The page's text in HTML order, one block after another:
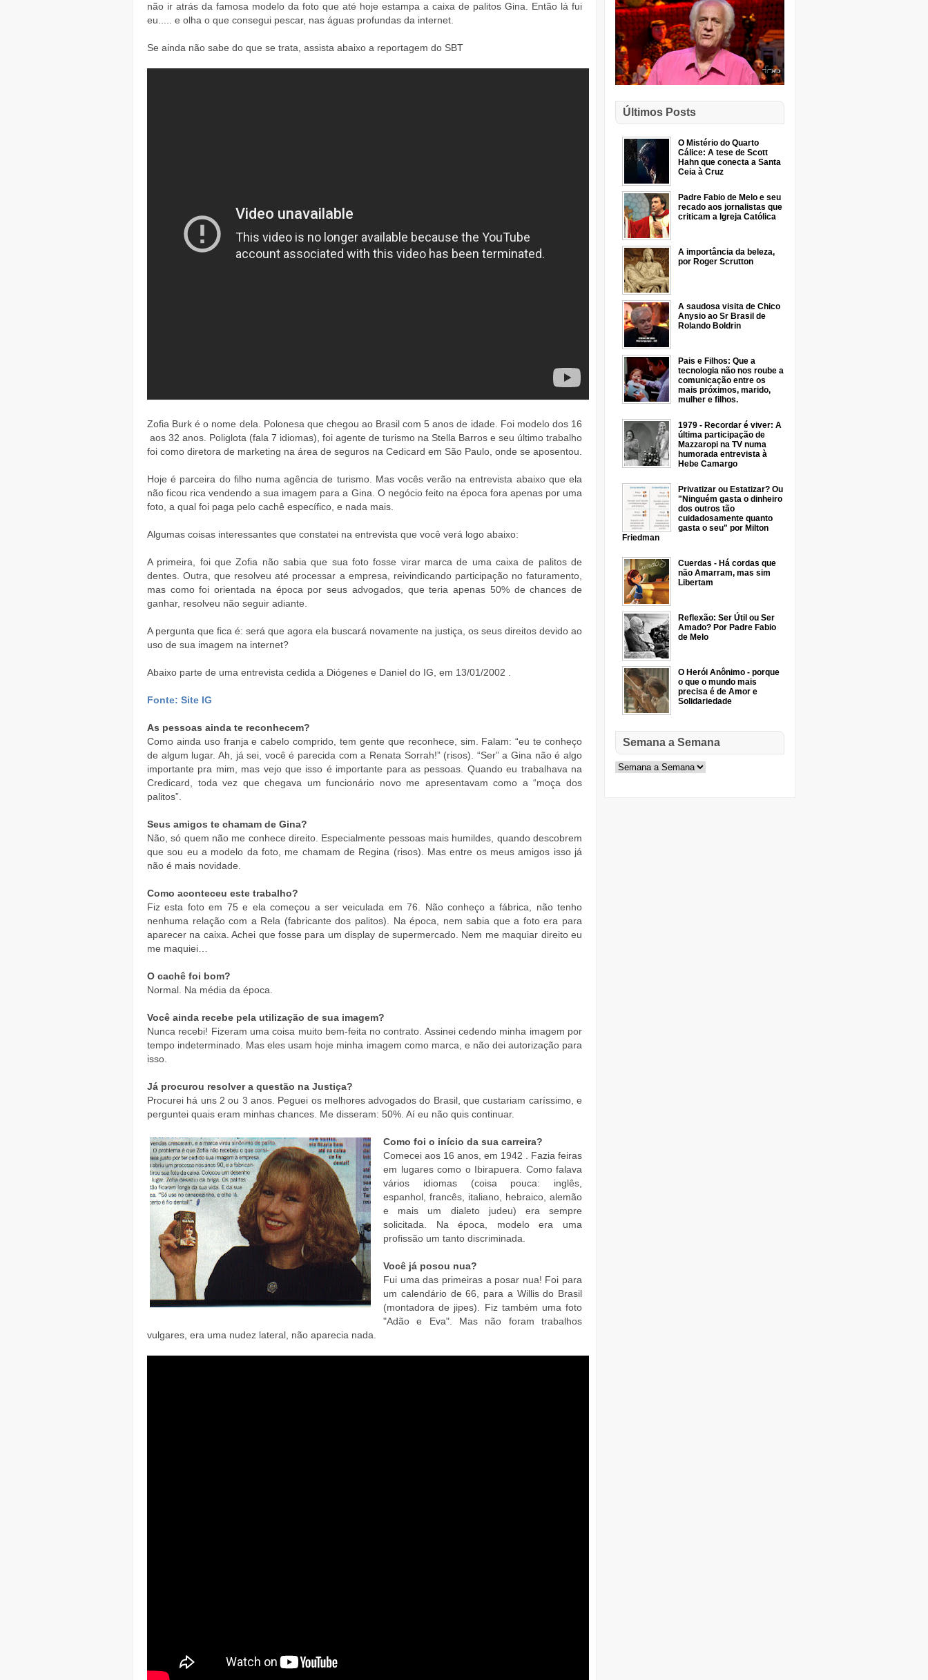
não ir atrás da famosa modelo da foto que até hoje estampa a caixa de palitos Gina. Então lá fui
eu..... e olha o que consegui pescar, nas águas profundas da internet.
Se ainda não sabe do que se trata, assista abaixo a reportagem do SBT
Zofia Burk é o nome dela. Polonesa que chegou ao Brasil com 5 anos de idade. Foi modelo dos 16
aos 32 anos. Poliglota (fala 7 idiomas), foi agente de turismo na Stella Barros e seu último trabalho
foi como diretora de marketing na área de seguros na Cedicard em São Paulo, onde se aposentou.
Hoje é parceira do filho numa agência de turismo. Mas vocês verão na entrevista abaixo que ela
não ficou rica vendendo a sua imagem para a Gina. O negócio feito na época fora apenas por uma
foto, a qual foi paga pelo cachê específico, e nada mais.
Algumas coisas interessantes que constatei na entrevista que você verá logo abaixo:
A primeira, foi que Zofia não sabia que sua foto fosse virar marca de uma caixa de palitos de
dentes. Outra, que resolveu até processar a empresa, reivindicando participação no faturamento,
mas como foi orientada na época por seus advogados, que teria apenas 50% de chances de
ganhar, resolveu não seguir adiante.
A pergunta que fica é: será que agora ela buscará novamente na justiça, os seus direitos devido ao
uso de sua imagem na internet?
Abaixo parte de uma entrevista cedida a Diógenes e Daniel do IG, em 13/01/2002 .
Fonte: Site IG
As pessoas ainda te reconhecem?
Como ainda uso franja e cabelo comprido, tem gente que reconhece, sim. Falam: “eu te conheço
de algum lugar. Ah, já sei, você é parecida com a Renata Sorrah!” (risos). “Ser” a Gina não é algo
importante pra mim, mas vejo que isso é importante para as pessoas. Quando eu trabalhava na
Credicard, toda vez que chegava um funcionário novo me apresentavam como a “moça dos
palitos”.
Seus amigos te chamam de Gina?
Não, só quem não me conhece direito. Especialmente pessoas mais humildes, quando descobrem
que sou eu a modelo da foto, me chamam de Regina (risos). Mas entre os meus amigos isso já
não é mais novidade.
Como aconteceu este trabalho?
Fiz esta foto em 75 e ela começou a ser veiculada em 76. Não conheço a fábrica, não tenho
nenhuma relação com a Rela (fabricante dos palitos). Na época, nem sabia que a foto era para
aparecer na caixa. Achei que fosse para um display de supermercado. Nem me maquiar direito eu
me maquiei…
O cachê foi bom?
Normal. Na média da época.
Você ainda recebe pela utilização de sua imagem?
Nunca recebi! Fizeram uma coisa muito bem-feita no contrato. Assinei cedendo minha imagem por
tempo indeterminado. Mas eles usam hoje minha imagem como marca, e não dei autorização para
isso.
Já procurou resolver a questão na Justiça?
Procurei há uns 2 ou 3 anos. Peguei os melhores advogados do Brasil, que custariam caríssimo, e
perguntei quais eram minhas chances. Me disseram: 50%. Aí eu não quis continuar.
Como foi o início da sua carreira?
Comecei aos 16 anos, em 1942 . Fazia feiras
em lugares como o Ibirapuera. Como falava
vários idiomas (coisa pouca: inglês,
espanhol, francês, italiano, hebraico, alemão
e mais um dialeto judeu) era sempre
solicitada. Na época, modelo era uma
profissão um tanto discriminada.
Você já posou nua?
Fui uma das primeiras a posar nua! Foi para
um calendário de 66, para a Willis do Brasil
(montadora de jipes). Fiz também uma foto
"Adão e Eva". Mas não foram trabalhos
vulgares, era uma nudez lateral, não aparecia nada.
Últimos Posts
O Mistério do Quarto
Cálice: A tese de Scott
Hahn que conecta a Santa
Ceia à Cruz
Padre Fabio de Melo e seu
recado aos jornalistas que
criticam a Igreja Católica
A importância da beleza,
por Roger Scrutton
A saudosa visita de Chico
Anysio ao Sr Brasil de
Rolando Boldrin
Pais e Filhos: Que a
tecnologia não nos roube a
comunicação entre os
mais próximos, marido,
mulher e filhos.
1979 - Recordar é viver: A
última participação de
Mazzaropi na TV numa
humorada entrevista à
Hebe Camargo
Privatizar ou Estatizar? Ou
"Ninguém gasta o dinheiro
dos outros tão
cuidadosamente quanto
gasta o seu" por Milton
Friedman
Cuerdas - Há cordas que
não Amarram, mas sim
Libertam
Reflexão: Ser Útil ou Ser
Amado? Por Padre Fabio
de Melo
O Herói Anônimo - porque
o que o mundo mais
precisa é de Amor e
Solidariedade
Semana a Semana